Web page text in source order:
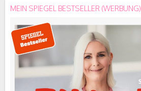
MEIN SPIEGEL BESTSELLER (WERBUNG)